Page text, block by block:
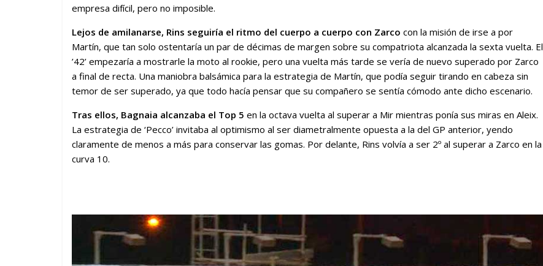
empresa difícil, pero no imposible.
Lejos de amilanarse, Rins seguiría el ritmo del cuerpo a cuerpo con Zarco con la misión de irse a por
Martín, que tan solo ostentaría un par de décimas de margen sobre su compatriota alcanzada la sexta vuelta. El
’42’ empezaría a mostrarle la moto al rookie, pero una vuelta más tarde se vería de nuevo superado por Zarco
a final de recta. Una maniobra balsámica para la estrategia de Martín, que podía seguir tirando en cabeza sin
temor de ser superado, ya que todo hacía pensar que su compañero se sentía cómodo ante dicho escenario.
Tras ellos, Bagnaia alcanzaba el Top 5 en la octava vuelta al superar a Mir mientras ponía sus miras en Aleix.
La estrategia de ‘Pecco’ invitaba al optimismo al ser diametralmente opuesta a la del GP anterior, yendo
claramente de menos a más para conservar las gomas. Por delante, Rins volvía a ser 2º al superar a Zarco en la
curva 10.